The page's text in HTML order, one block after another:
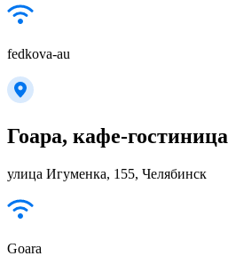
fedkova-au
Гоара, кафе-гостиница
улица Игуменка, 155, Челябинск
Goara